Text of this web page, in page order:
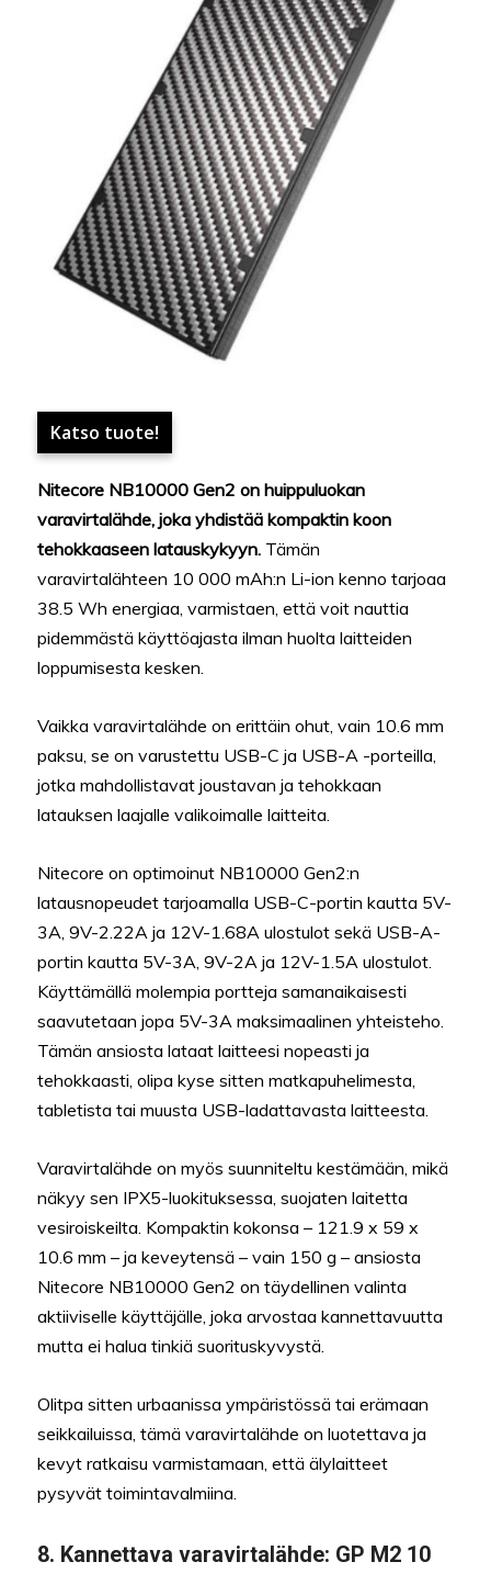
Katso tuote!
Nitecore NB10000 Gen2 on huippuluokan
varavirtalähde, joka yhdistää kompaktin koon
tehokkaaseen latauskykyyn. Tämän
varavirtalähteen 10 000 mAh:n Li-ion kenno tarjoaa
38.5 Wh energiaa, varmistaen, että voit nauttia
pidemmästä käyttöajasta ilman huolta laitteiden
loppumisesta kesken.
Vaikka varavirtalähde on erittäin ohut, vain 10.6 mm
paksu, se on varustettu USB-C ja USB-A -porteilla,
jotka mahdollistavat joustavan ja tehokkaan
latauksen laajalle valikoimalle laitteita.
Nitecore on optimoinut NB10000 Gen2:n
latausnopeudet tarjoamalla USB-C-portin kautta 5V-
3A, 9V-2.22A ja 12V-1.68A ulostulot sekä USB-A-
portin kautta 5V-3A, 9V-2A ja 12V-1.5A ulostulot.
Käyttämällä molempia portteja samanaikaisesti
saavutetaan jopa 5V-3A maksimaalinen yhteisteho.
Tämän ansiosta lataat laitteesi nopeasti ja
tehokkaasti, olipa kyse sitten matkapuhelimesta,
tabletista tai muusta USB-ladattavasta laitteesta.
Varavirtalähde on myös suunniteltu kestämään, mikä
näkyy sen IPX5-luokituksessa, suojaten laitetta
vesiroiskeilta. Kompaktin kokonsa – 121.9 x 59 x
10.6 mm – ja keveytensä – vain 150 g – ansiosta
Nitecore NB10000 Gen2 on täydellinen valinta
aktiiviselle käyttäjälle, joka arvostaa kannettavuutta
mutta ei halua tinkiä suorituskyvystä.
Olitpa sitten urbaanissa ympäristössä tai erämaan
seikkailuissa, tämä varavirtalähde on luotettava ja
kevyt ratkaisu varmistamaan, että älylaitteet
pysyvät toimintavalmiina.
8. Kannettava varavirtalähde: GP M2 10